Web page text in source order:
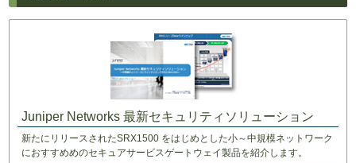
Juniper Networks 最新セキュリティソリューション
新たにリリースされたSRX1500 をはじめとした小～中規模ネットワーク
におすすめめのセキュアサービスゲートウェイ製品を紹介します。